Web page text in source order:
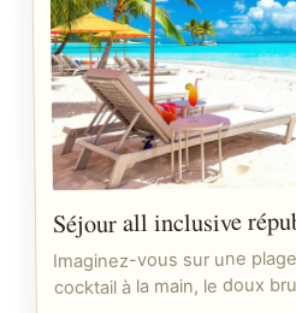
Séjour all inclusive
Imaginez-vous sur une
cocktail à la main, le doux